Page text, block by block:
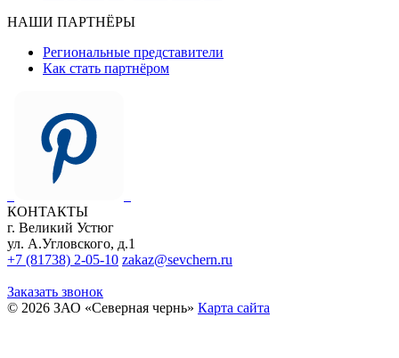
НАШИ ПАРТНЁРЫ
Региональные представители
Как стать партнёром
КОНТАКТЫ
г. Великий Устюг
ул. А.Угловского, д.1
+7 (81738) 2-05-10 zakaz@sevchern.ru
Заказать звонок
© 2026 ЗАО «Северная чернь» Карта сайта